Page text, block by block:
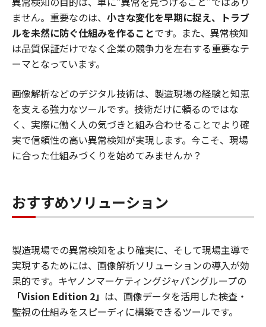
ません。重要なのは、 小さな変化を早期に捉え、トラブ
ルを未然に防ぐ仕組みを作ることです。また、異常検知
は品質保証だけでなく企業の競争力を左右する重要なテ
ーマとなっています。
画像解析などのデジタル技術は、製造現場の経験と知恵
を支える強力なツールです。技術だけに頼るのではな
く、実際に働く人の気づきと組み合わせることでより確
実で信頼性の高い異常検知が実現します。今こそ、現場
に合った仕組みづくりを始めてみませんか？
おすすめソリューション
製造現場での異常検知をより確実に、そして現場主導で
実現するためには、画像解析ソリューションの導入が効
果的です。キヤノンマーケティングジャパングループの
「Vision Edition 2」 は、画像データを活用した検査・
監視の仕組みをスピーディに構築できるツールです。